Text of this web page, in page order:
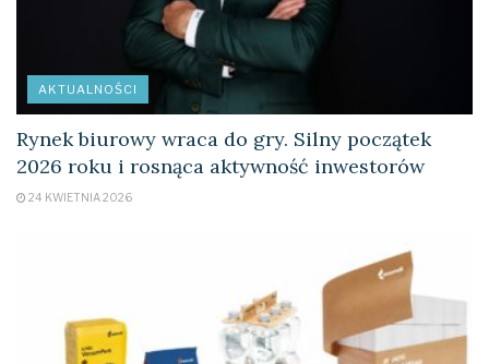
AKTUALNOŚCI
Rynek biurowy wraca do gry. Silny początek
2026 roku i rosnąca aktywność inwestorów
24 KWIETNIA 2026